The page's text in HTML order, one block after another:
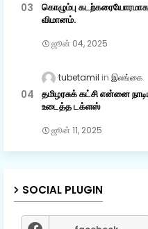
கொழும்பு கடற்கரையோரமாக
விமானம்.
ஜூன் 04, 2025
tubetamil இலங்கை
தமிழரசுக் கட்சி என்னை
உடைத்த டக்ளஸ்
ஜூன் 11, 2025
SOCIAL PLUGIN